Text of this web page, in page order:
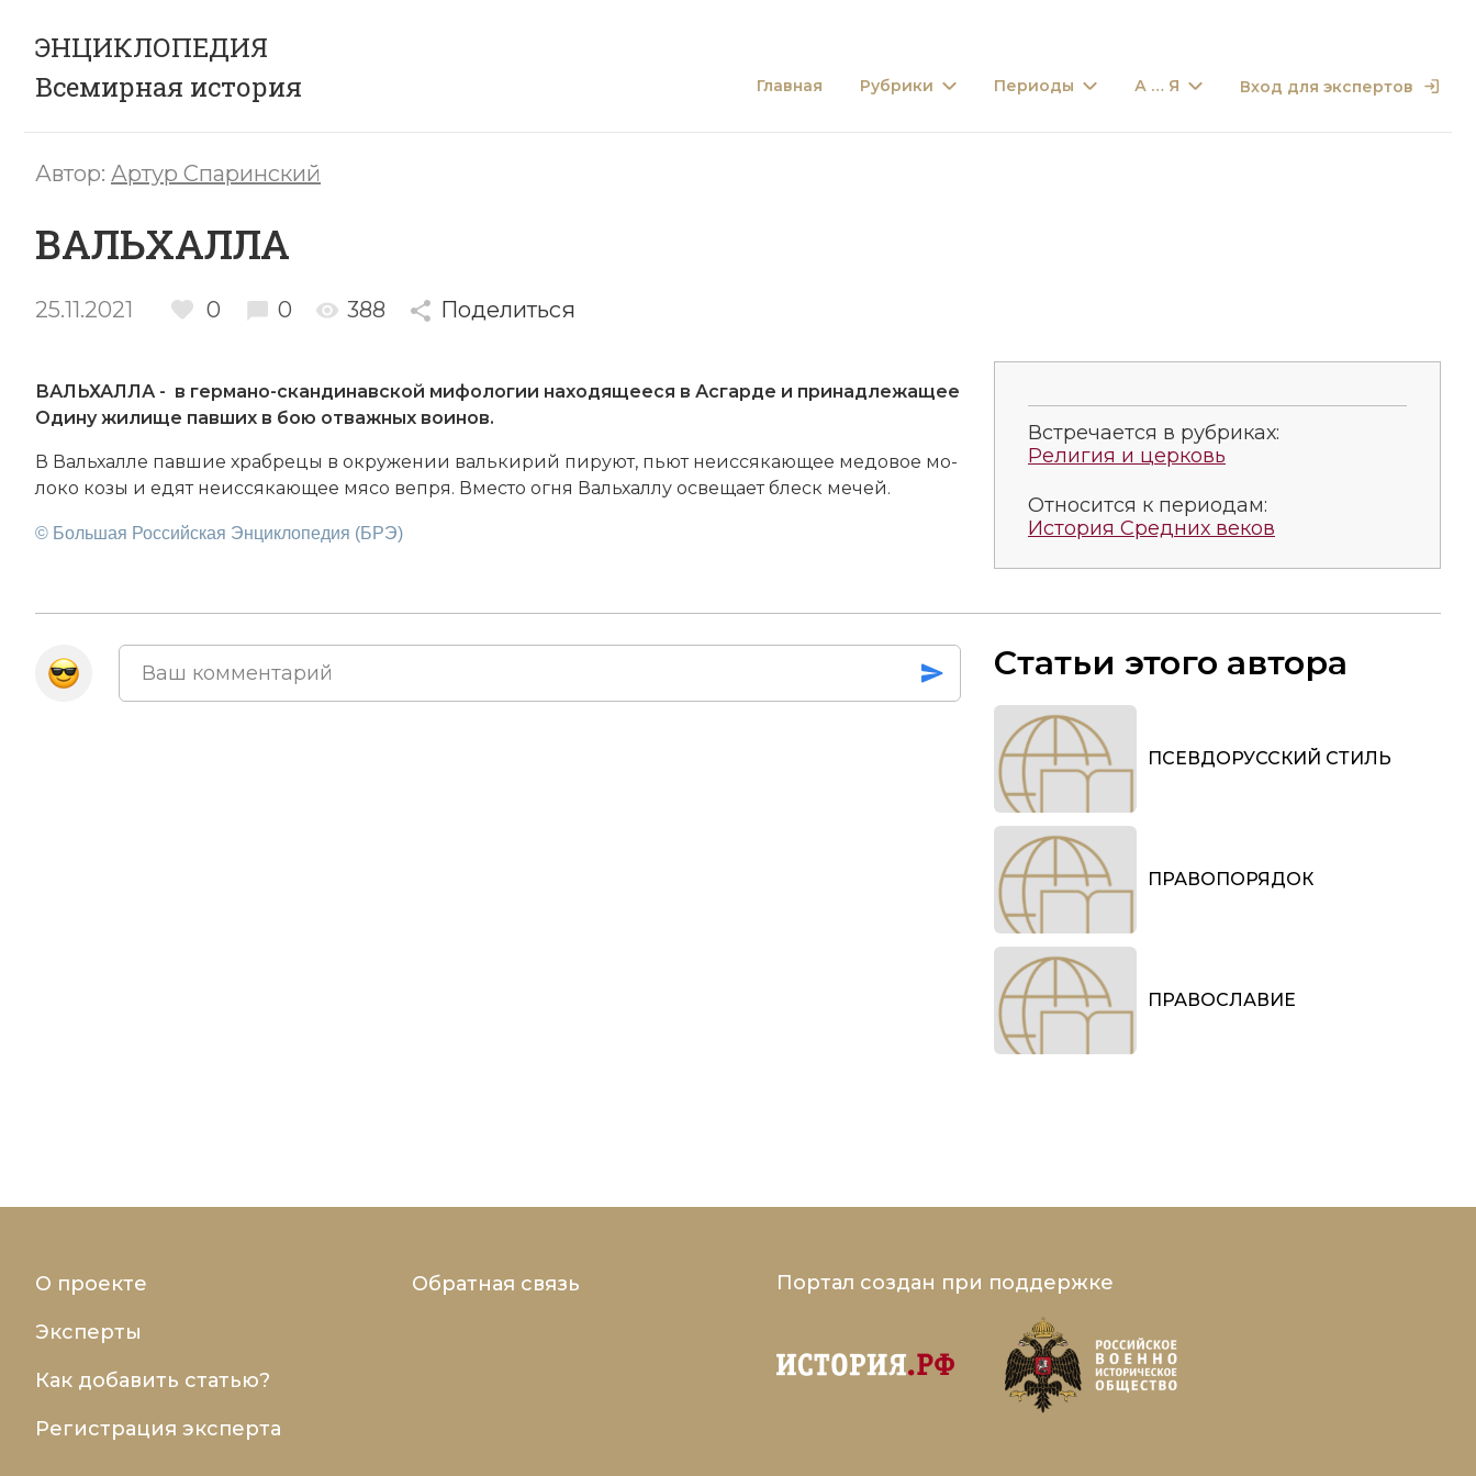
ЭНЦИКЛОПЕДИЯ
Всемирная история
Главная Рубрики Периоды А … Я Вход для экспертов
Автор: Артур Спаринский
ВАЛЬХАЛЛА
25.11.2021 0 0 388 Поделиться
ВАЛЬХАЛЛА - в германо-скандинавской мифологии находящееся в Асгарде и принадлежащее
Одинужилище павших в бою отважных воинов.
В Вальхалле пав­шие храб­ре­цы в ок­ру­же­нии валь­ки­рий пи­ру­ют, пьют не­ис­ся­каю­щее ме­до­вое мо­
ло­ко ко­зы и едят не­ис­ся­каю­щее мя­со веп­ря. Вме­сто ог­ня Вальхаллу ос­ве­ща­ет блеск ме­чей.
© Большая Российская Энциклопедия (БРЭ)
Встречается в рубриках:
Религия и церковь
Относится к периодам:
История Средних веков
Статьи этого автора
ПСЕВДОРУССКИЙ СТИЛЬ
ПРАВОПОРЯДОК
ПРАВОСЛАВИЕ
О проекте
Эксперты
Как добавить статью?
Регистрация эксперта
Обратная связь Портал создан при поддержке